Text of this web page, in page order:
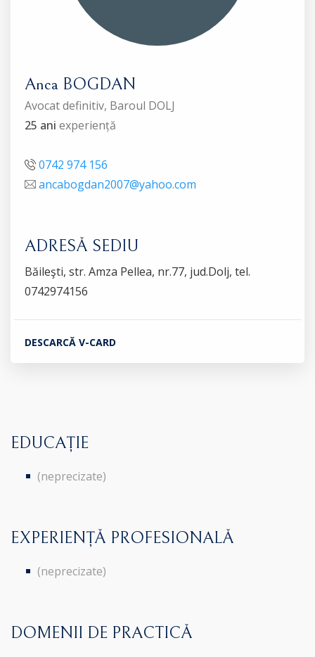
Anca BOGDAN
Avocat definitiv, Baroul DOLJ
25 ani experiență
0742 974 156
ancabogdan2007@yahoo.com
ADRESĂ SEDIU
Băileşti, str. Amza Pellea, nr.77, jud.Dolj, tel.
0742974156
DESCARCĂ V-CARD
EDUCAȚIE
(neprecizate)
EXPERIENȚĂ PROFESIONALĂ
(neprecizate)
DOMENII DE PRACTICĂ